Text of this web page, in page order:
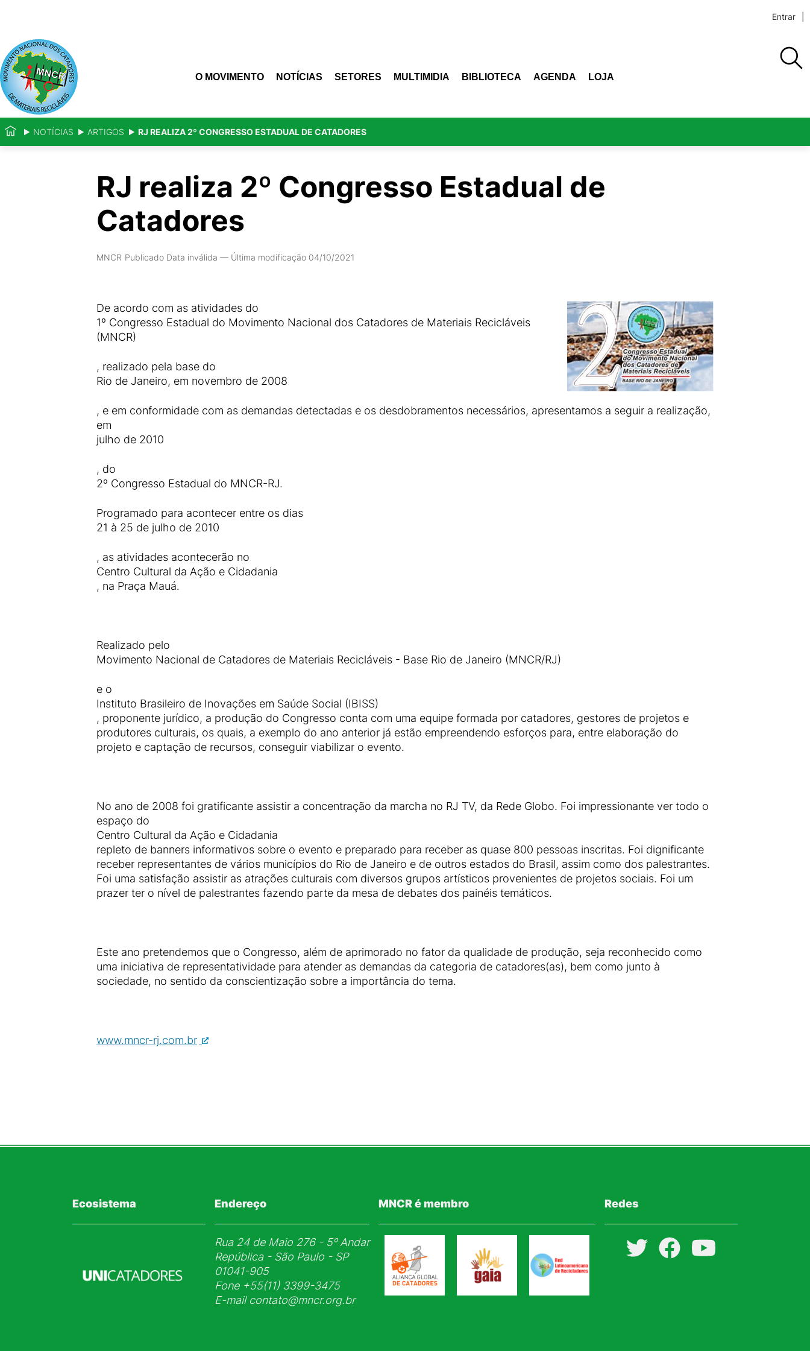
Entrar
O MOVIMENTO NOTÍCIAS SETORES MULTIMIDIA BIBLIOTECA AGENDA LOJA
NOTÍCIAS ARTIGOS RJ REALIZA 2º CONGRESSO ESTADUAL DE CATADORES
RJ realiza 2º Congresso Estadual de
Catadores
MNCR Publicado Data inválida — Última modificação 04/10/2021
De acordo com as atividades do
1º Congresso Estadual do Movimento Nacional dos Catadores de Materiais Recicláveis
(MNCR)
, realizado pela base do
Rio de Janeiro, em novembro de 2008
, e em conformidade com as demandas detectadas e os desdobramentos necessários, apresentamos a seguir a realização,
em
julho de 2010
, do
2º Congresso Estadual do MNCR-RJ.
Programado para acontecer entre os dias
21 à 25 de julho de 2010
, as atividades acontecerão no
Centro Cultural da Ação e Cidadania
, na Praça Mauá.
Realizado pelo
Movimento Nacional de Catadores de Materiais Recicláveis - Base Rio de Janeiro (MNCR/RJ)
e o
Instituto Brasileiro de Inovações em Saúde Social (IBISS)
, proponente jurídico, a produção do Congresso conta com uma equipe formada por catadores, gestores de projetos e
produtores culturais, os quais, a exemplo do ano anterior já estão empreendendo esforços para, entre elaboração do
projeto e captação de recursos, conseguir viabilizar o evento.
No ano de 2008 foi gratificante assistir a concentração da marcha no RJ TV, da Rede Globo. Foi impressionante ver todo o
espaço do
Centro Cultural da Ação e Cidadania
repleto de banners informativos sobre o evento e preparado para receber as quase 800 pessoas inscritas. Foi dignificante
receber representantes de vários municípios do Rio de Janeiro e de outros estados do Brasil, assim como dos palestrantes.
Foi uma satisfação assistir as atrações culturais com diversos grupos artísticos provenientes de projetos sociais. Foi um
prazer ter o nível de palestrantes fazendo parte da mesa de debates dos painéis temáticos.
Este ano pretendemos que o Congresso, além de aprimorado no fator da qualidade de produção, seja reconhecido como
uma iniciativa de representatividade para atender as demandas da categoria de catadores(as), bem como junto à
sociedade, no sentido da conscientização sobre a importância do tema.
www.mncr-rj.com.br
Ecosistema Endereço
Rua 24 de Maio 276 - 5ᵒ Andar
República - São Paulo - SP
01041-905
Fone+55(11) 3399-3475
E-mail contato@mncr.org.br
MNCR é membro Redes